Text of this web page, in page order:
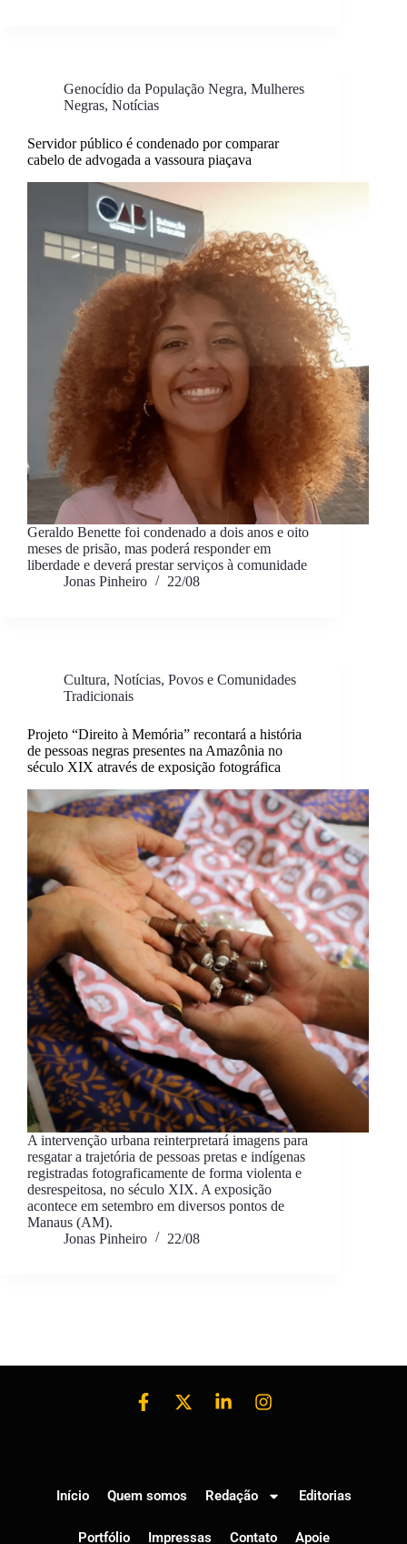
Genocídio da População Negra, Mulheres
Negras, Notícias
Servidor público é condenado por comparar
cabelo de advogada a vassoura piaçava
Geraldo Benette foi condenado a dois anos e oito
meses de prisão, mas poderá responder em
liberdade e deverá prestar serviços à comunidade
Jonas Pinheiro
22/08
Cultura, Notícias, Povos e Comunidades
Tradicionais
Projeto “Direito à Memória” recontará a história
de pessoas negras presentes na Amazônia no
século XIX através de exposição fotográfica
A intervenção urbana reinterpretará imagens para
resgatar a trajetória de pessoas pretas e indígenas
registradas fotograficamente de forma violenta e
desrespeitosa, no século XIX. A exposição
acontece em setembro em diversos pontos de
Manaus (AM).
Jonas Pinheiro
22/08
Início Quem somos Redação Editorias
Portfólio Impressas Contato Apoie